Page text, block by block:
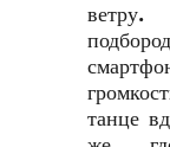
танце